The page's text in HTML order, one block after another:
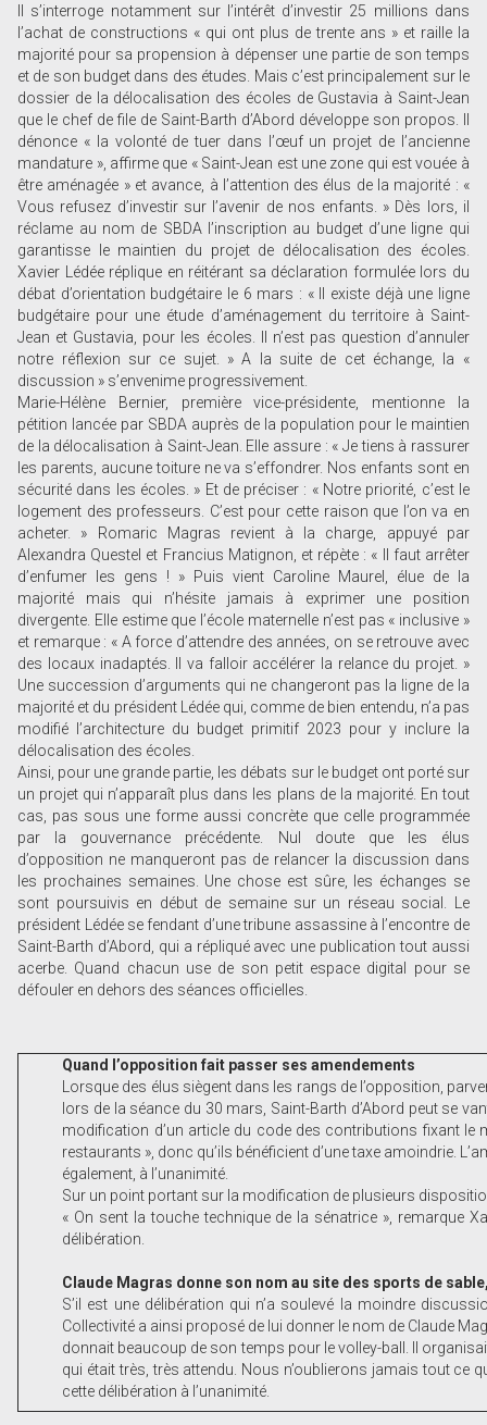
Il s’interroge notamment sur l’intérêt d’investir 25 millions dans
l’achat de constructions « qui ont plus de trente ans » et raille la
majorité pour sa propension à dépenser une partie de son temps
et de son budget dans des études. Mais c’est principalement sur le
dossier de la délocalisation des écoles de Gustavia à Saint-Jean
que le chef de file de Saint-Barth d’Abord développe son propos. Il
dénonce « la volonté de tuer dans l’œuf un projet de l’ancienne
mandature », affirme que « Saint-Jean est une zone qui est vouée à
être aménagée » et avance, à l’attention des élus de la majorité : «
Vous refusez d’investir sur l’avenir de nos enfants. » Dès lors, il
réclame au nom de SBDA l’inscription au budget d’une ligne qui
garantisse le maintien du projet de délocalisation des écoles.
Xavier Lédée réplique en réitérant sa déclaration formulée lors du
débat d’orientation budgétaire le 6 mars : « Il existe déjà une ligne
budgétaire pour une étude d’aménagement du territoire à Saint-
Jean et Gustavia, pour les écoles. Il n’est pas question d’annuler
notre réflexion sur ce sujet. » A la suite de cet échange, la «
discussion » s’envenime progressivement.
Marie-Hélène Bernier, première vice-présidente, mentionne la
pétition lancée par SBDA auprès de la population pour le maintien
de la délocalisation à Saint-Jean. Elle assure : « Je tiens à rassurer
les parents, aucune toiture ne va s’effondrer. Nos enfants sont en
sécurité dans les écoles. » Et de préciser : « Notre priorité, c’est le
logement des professeurs. C’est pour cette raison que l’on va en
acheter. » Romaric Magras revient à la charge, appuyé par
Alexandra Questel et Francius Matignon, et répète : « Il faut arrêter
d’enfumer les gens ! » Puis vient Caroline Maurel, élue de la
majorité mais qui n’hésite jamais à exprimer une position
divergente. Elle estime que l’école maternelle n’est pas « inclusive »
et remarque : « A force d’attendre des années, on se retrouve avec
des locaux inadaptés. Il va falloir accélérer la relance du projet. »
Une succession d’arguments qui ne changeront pas la ligne de la
majorité et du président Lédée qui, comme de bien entendu, n’a pas
modifié l’architecture du budget primitif 2023 pour y inclure la
délocalisation des écoles.
Ainsi, pour une grande partie, les débats sur le budget ont porté sur
un projet qui n’apparaît plus dans les plans de la majorité. En tout
cas, pas sous une forme aussi concrète que celle programmée
par la gouvernance précédente. Nul doute que les élus
d’opposition ne manqueront pas de relancer la discussion dans
les prochaines semaines. Une chose est sûre, les échanges se
sont poursuivis en début de semaine sur un réseau social. Le
président Lédée se fendant d’une tribune assassine à l’encontre de
Saint-Barth d’Abord, qui a répliqué avec une publication tout aussi
acerbe. Quand chacun use de son petit espace digital pour se
défouler en dehors des séances officielles.
Quand l’opposition fait passer ses amendements
Lorsque des élus siègent dans les rangs de l’opposition,
lors de la séance du 30 mars, Saint-Barth d’Abord peut se
modification d’un article du code des contributions fixant le
restaurants », donc qu’ils bénéficient d’une taxe amoindrie.
également, à l’unanimité.
Sur un point portant sur la modification de plusieurs
« On sent la touche technique de la sénatrice », remarque
délibération.
Claude Magras donne son nom au site des sports de
S’il est une délibération qui n’a soulevé la moindre
Collectivité a ainsi proposé de lui donner le nom de Claude
donnait beaucoup de son temps pour le volley-ball. Il
qui était très, très attendu. Nous n’oublierons jamais tout ce
cette délibération à l’unanimité.